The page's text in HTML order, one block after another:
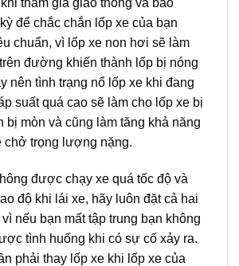
để chắc chắn lốp xe của bạn
chuẩn, vì lốp xe non hơi sẽ làm
đường khiến thành lốp bị nóng
nên tình trạng nổ lốp xe khi đang
suất quá cao sẽ làm cho lốp xe bị
bị mòn và cũng làm tăng khả năng
chở trọng lượng nặng.
được chạy xe quá tốc độ và
độ khi lái xe, hãy luôn đặt cả hai
nếu bạn mất tập trung bạn không
tình huống khi có sự cố xảy ra.
phải thay lốp xe khi lốp xe của